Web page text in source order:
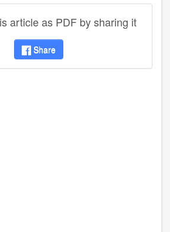
article as PDF by sharing it
Share